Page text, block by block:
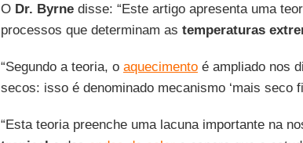
O Dr. Byrnedisse: “Este artigo apresenta uma
processos que determinam as temperaturas
“Segundo a teoria, o aquecimentoé ampliado nos
secos: isso é denominado mecanismo ‘mais seco
“Esta teoria preenche uma lacuna importante na